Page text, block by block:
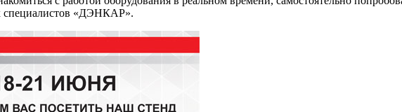
«ДЭНКАР».